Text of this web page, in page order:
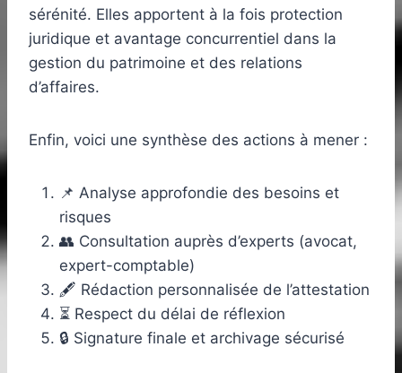
sérénité. Elles apportent à la fois protection
juridique et avantage concurrentiel dans la
gestion du patrimoine et des relations
d’affaires.
Enfin, voici une synthèse des actions à mener :
📌 Analyse approfondie des besoins et
risques
👥 Consultation auprès d’experts (avocat,
expert-comptable)
🖋️ Rédaction personnalisée de l’attestation
⏳ Respect du délai de réflexion
🔒 Signature finale et archivage sécurisé